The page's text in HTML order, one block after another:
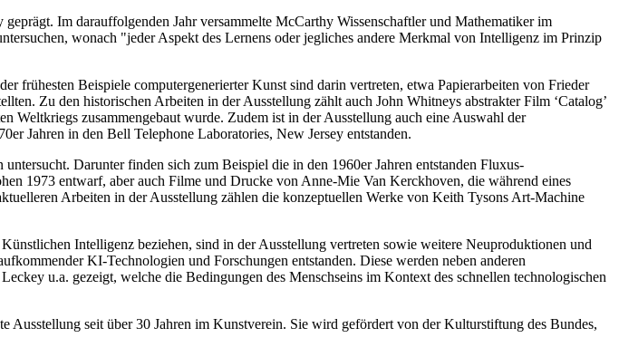
Im darauffolgenden Jahr versammelte McCarthy Wissenschaftler und Mathematiker im
wonach "jeder Aspekt des Lernens oder jegliches andere Merkmal von Intelligenz im Prinzip
Beispiele computergenerierter Kunst sind darin vertreten, etwa Papierarbeiten von Frieder
Zu den historischen Arbeiten in der Ausstellung zählt auch John Whitneys abstrakter Film ‘Catalog’
Weltkriegs zusammengebaut wurde. Zudem ist in der Ausstellung auch eine Auswahl der
Jahren in den Bell Telephone Laboratories, New Jersey entstanden.
Darunter finden sich zum Beispiel die in den 1960er Jahren entstanden Fluxus-
1973 entwarf, aber auch Filme und Drucke von Anne-Mie Van Kerckhoven, die während eines
Arbeiten in der Ausstellung zählen die konzeptuellen Werke von Keith Tysons Art-Machine
Intelligenz beziehen, sind in der Ausstellung vertreten sowie weitere Neuproduktionen und
KI-Technologien und Forschungen entstanden. Diese werden neben anderen
u.a. gezeigt, welche die Bedingungen des Menschseins im Kontext des schnellen technologischen
seit über 30 Jahren im Kunstverein. Sie wird gefördert von der Kulturstiftung des Bundes,